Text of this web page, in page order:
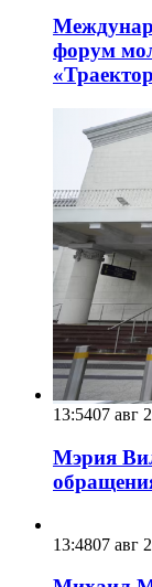
форум
13:5407 авг
Мэрия
13:4807 авг